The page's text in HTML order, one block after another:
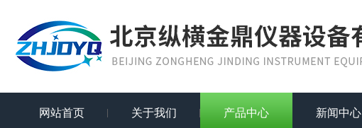
网站首页 关于我们 产品中心 新闻中心